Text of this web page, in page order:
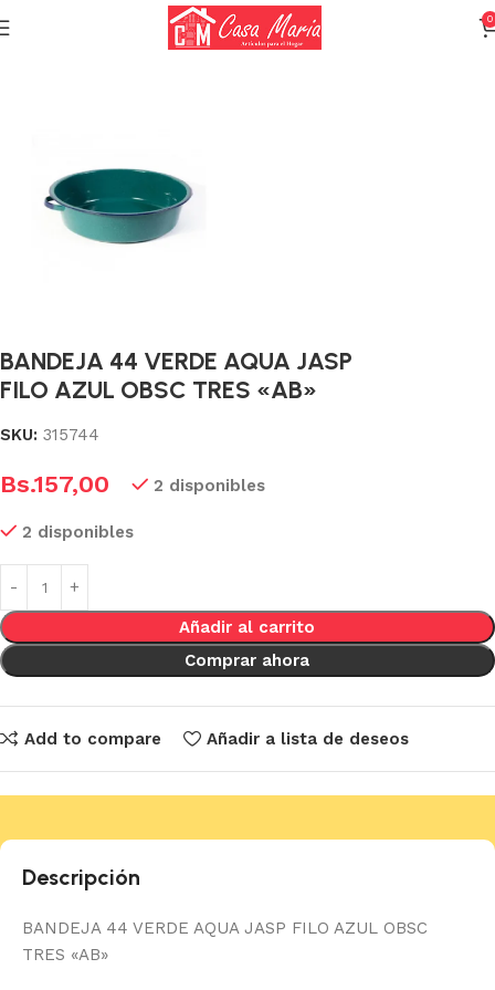
0
Acero Esmaltado Utilidades
BANDEJA 44 VERDE AQUA JASP
FILO AZUL OBSC TRES «AB»
SKU: 315744
Bs.157,00 2 disponibles
2 disponibles
Añadir al carrito
Comprar ahora
Add to compare Añadir a lista de deseos
Descripción
BANDEJA 44 VERDE AQUA JASP FILO AZUL OBSC
TRES «AB»